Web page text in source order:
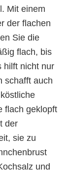
Mit einem
der flachen
Sie die
flach, bis
hilft nicht nur
schafft auch
flach geklopft
der
sie zu
und